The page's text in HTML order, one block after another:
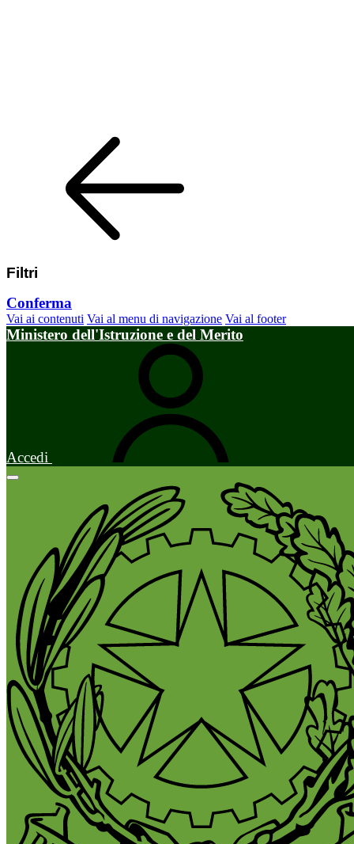
Filtri
Conferma
Vai ai contenuti Vai al menu di navigazione Vai al footer
Ministero dell'Istruzione e del Merito
Accedi